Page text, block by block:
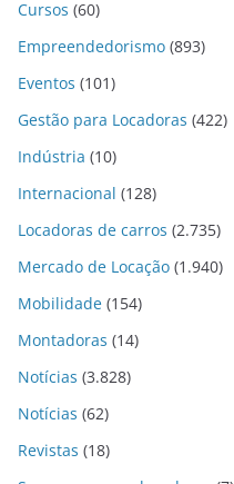
Cursos (60)
Empreendedorismo (893)
Eventos (101)
Gestão para Locadoras (422)
Indústria (10)
Internacional (128)
Locadoras de carros (2.735)
Mercado de Locação (1.940)
Mobilidade (154)
Montadoras (14)
Notícias (3.828)
Notícias (62)
Revistas (18)